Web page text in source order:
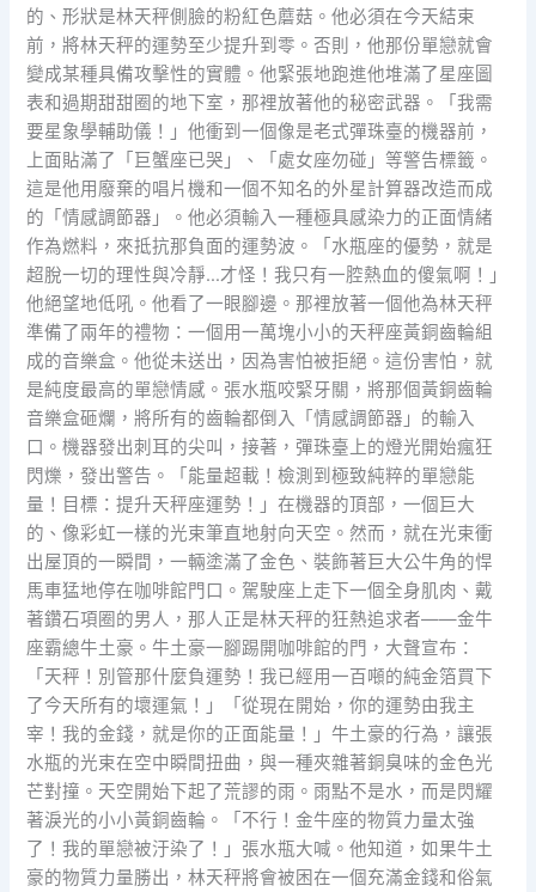
的、形狀是林天秤側臉的粉紅色蘑菇。他必須在今天結束
前，將林天秤的運勢至少提升到零。否則，他那份單戀就會
變成某種具備攻擊性的實體。他緊張地跑進他堆滿了星座圖
表和過期甜甜圈的地下室，那裡放著他的秘密武器。「我需
要星象學輔助儀！」他衝到一個像是老式彈珠臺的機器前，
上面貼滿了「巨蟹座已哭」、「處女座勿碰」等警告標籤。
這是他用廢棄的唱片機和一個不知名的外星計算器改造而成
的「情感調節器」。他必須輸入一種極具感染力的正面情緒
作為燃料，來抵抗那負面的運勢波。「水瓶座的優勢，就是
超脫一切的理性與冷靜…才怪！我只有一腔熱血的傻氣啊！」
他絕望地低吼。他看了一眼腳邊。那裡放著一個他為林天秤
準備了兩年的禮物：一個用一萬塊小小的天秤座黃銅齒輪組
成的音樂盒。他從未送出，因為害怕被拒絕。這份害怕，就
是純度最高的單戀情感。張水瓶咬緊牙關，將那個黃銅齒輪
音樂盒砸爛，將所有的齒輪都倒入「情感調節器」的輸入
口。機器發出刺耳的尖叫，接著，彈珠臺上的燈光開始瘋狂
閃爍，發出警告。「能量超載！檢測到極致純粹的單戀能
量！目標：提升天秤座運勢！」在機器的頂部，一個巨大
的、像彩虹一樣的光束筆直地射向天空。然而，就在光束衝
出屋頂的一瞬間，一輛塗滿了金色、裝飾著巨大公牛角的悍
馬車猛地停在咖啡館門口。駕駛座上走下一個全身肌肉、戴
著鑽石項圈的男人，那人正是林天秤的狂熱追求者——金牛
座霸總牛土豪。牛土豪一腳踢開咖啡館的門，大聲宣布：
「天秤！別管那什麼負運勢！我已經用一百噸的純金箔買下
了今天所有的壞運氣！」「從現在開始，你的運勢由我主
宰！我的金錢，就是你的正面能量！」牛土豪的行為，讓張
水瓶的光束在空中瞬間扭曲，與一種夾雜著銅臭味的金色光
芒對撞。天空開始下起了荒謬的雨。雨點不是水，而是閃耀
著淚光的小小黃銅齒輪。「不行！金牛座的物質力量太強
了！我的單戀被汙染了！」張水瓶大喊。他知道，如果牛土
豪的物質力量勝出，林天秤將會被困在一個充滿金錢和俗氣